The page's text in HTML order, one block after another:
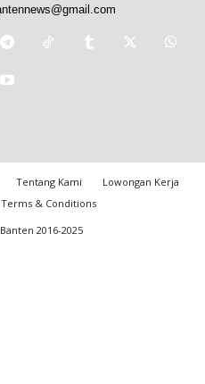
Tentang Kami
Lowongan Kerja
Terms & Conditions
2016-2025